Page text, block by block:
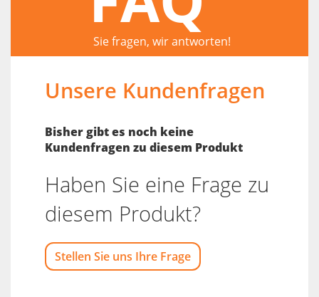
Sie fragen, wir antworten!
Unsere Kundenfragen
Bisher gibt es noch keine
Kundenfragen zu diesem Produkt
Haben Sie eine Frage zu
diesem Produkt?
Stellen Sie uns Ihre Frage